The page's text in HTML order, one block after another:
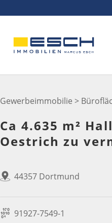
Gewerbeimmobilie >
Ca 4.635 m²
Oestrich zu
44357 Dortmund
91927-7549-1